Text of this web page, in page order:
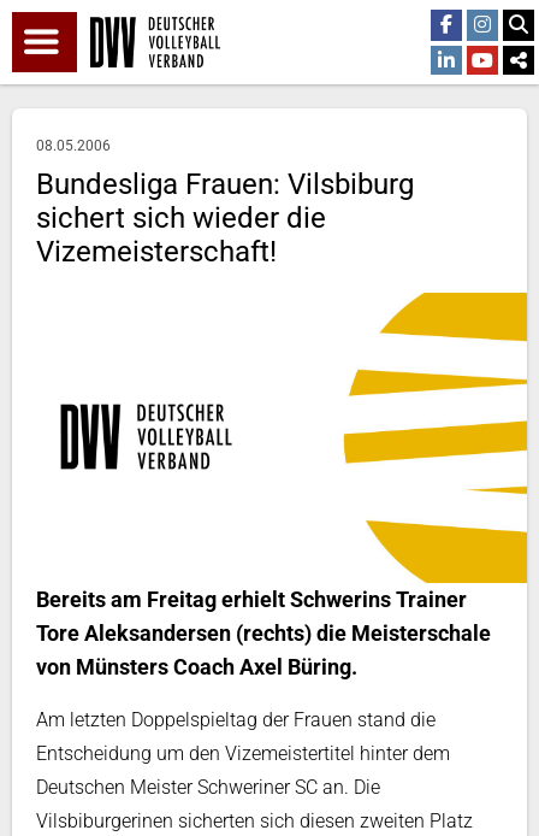
08.05.2006
Bundesliga Frauen: Vilsbiburg
sichert sich wieder die
Vizemeisterschaft!
Bereits am Freitag erhielt Schwerins Trainer
Tore Aleksandersen (rechts) die Meisterschale
von Münsters Coach Axel Büring.
Am letzten Doppelspieltag der Frauen stand die
Entscheidung um den Vizemeistertitel hinter dem
Deutschen Meister Schweriner SC an. Die
Vilsbiburgerinen sicherten sich diesen zweiten Platz